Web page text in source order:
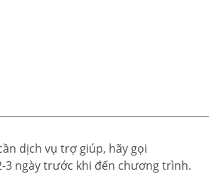
dịch vụ trợ giúp, hãy gọi
3 ngày trước khi đến chương trình.